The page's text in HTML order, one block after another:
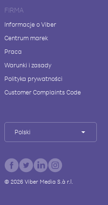
FIRMA
Informacje o Viber
Centrum marek
Praca
Warunki i zasady
Polityka prywatności
Customer Complaints Code
Polski
© 2026Viber Media S.à r.l.